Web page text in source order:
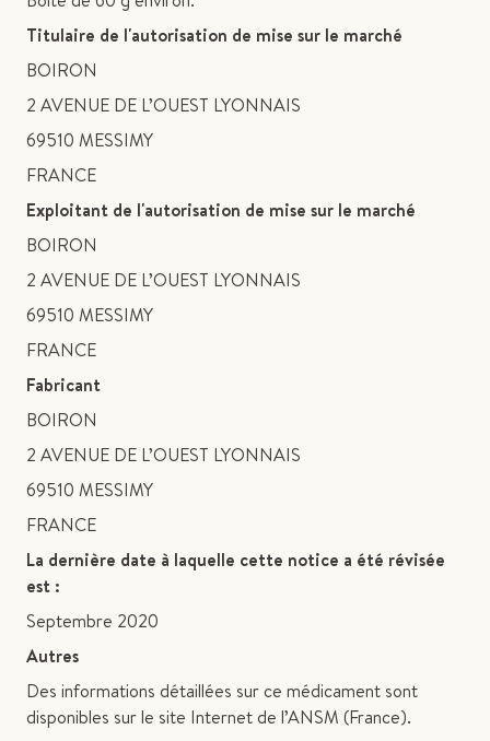
Titulaire de l'autorisation de mise sur le marché
BOIRON
2 AVENUE DE L’OUEST LYONNAIS
69510 MESSIMY
FRANCE
Exploitant de l'autorisation de mise sur le marché
BOIRON
2 AVENUE DE L’OUEST LYONNAIS
69510 MESSIMY
FRANCE
Fabricant
BOIRON
2 AVENUE DE L’OUEST LYONNAIS
69510 MESSIMY
FRANCE
La dernière date à laquelle cette notice a été révisée
est :
Septembre 2020
Autres
Des informations détaillées sur ce médicament sont
disponibles sur le site Internet de l’ANSM (France).